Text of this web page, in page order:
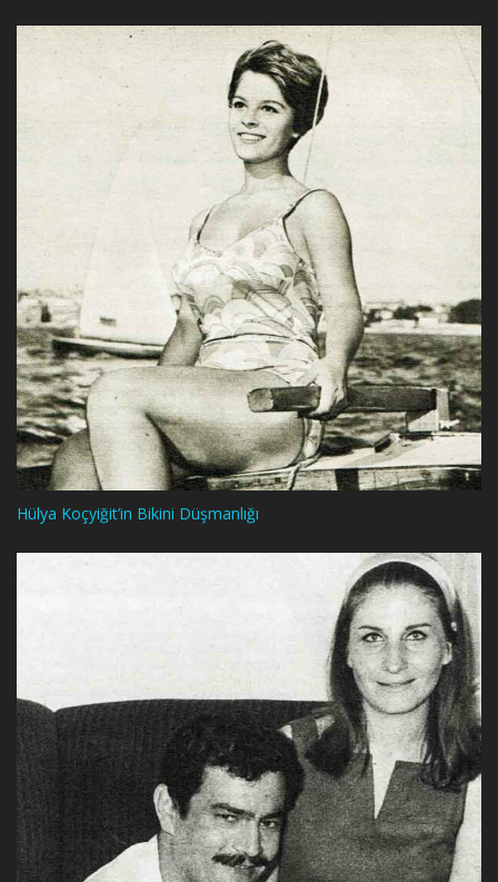
Hülya Koçyiğit’in Bikini Düşmanlığı